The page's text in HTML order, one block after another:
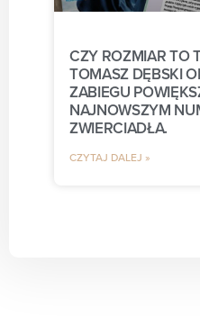
CZY ROZMIAR TO
TOMASZ DĘBSKI
ZABIEGU
NAJNOWSZYM
ZWIERCIADŁA.
CZYTAJ DALEJ »